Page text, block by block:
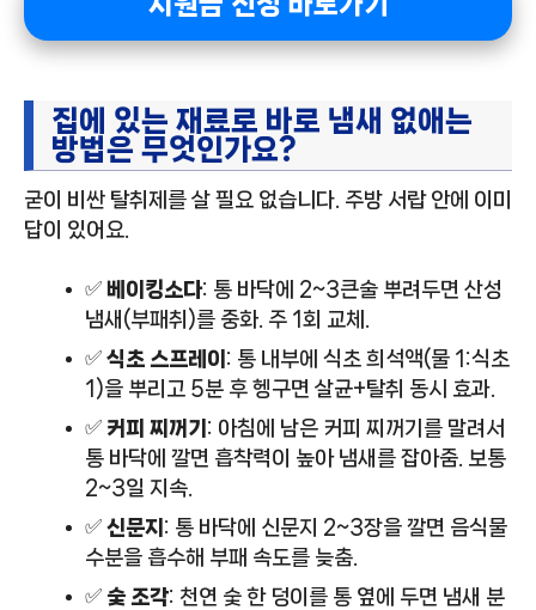
집에 있는 재료로 바로 냄새 없애는
방법은 무엇인가요?
굳이 비싼 탈취제를 살 필요 없습니다. 주방 서랍 안에 이미
답이 있어요.
✅ 베이킹소다: 통 바닥에 2~3큰술 뿌려두면 산성
냄새(부패취)를 중화. 주 1회 교체.
✅ 식초 스프레이 : 통 내부에 식초 희석액(물 1:식초
1)을 뿌리고 5분 후 헹구면 살균+탈취 동시 효과.
✅ 커피 찌꺼기 : 아침에 남은 커피 찌꺼기를 말려서
통 바닥에 깔면 흡착력이 높아 냄새를 잡아줌. 보통
2~3일 지속.
✅ 신문지 : 통 바닥에 신문지 2~3장을 깔면 음식물
수분을 흡수해 부패 속도를 늦춤.
✅ 숯 조각: 천연 숯 한 덩이를 통 옆에 두면 냄새 분